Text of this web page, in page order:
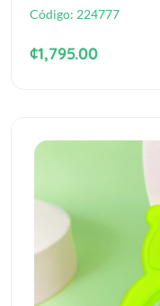
Código: 224777
¢1,795.00